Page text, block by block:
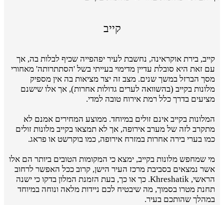
קייב
קייב, בירת אוקראינה, נחשבת לעיר יפהפייה שכיף לבלות בה, אך
עם זאת היא סובלת עדיין מדימוי בעייתי בשל 'הסתתרותה' מאחורי
מסך הברזל במשך שנים. מצב זה יצר מציאות בה אין מספיק
מלונות בקייב (בהשוואה לערים גדולות אחרות), אך אלו שישנם
מציעים בדרך כלל רמת אירוח טובה למדי.
המלונות בקייב אינם זולים במיוחד. ממוצע המחירים אמנם לא
מתקרב לזה של מערב אירופה, אך לא תמצאו בקייב מלונות זולים
כמו בערי בירה אחרות במזרח אירופה, כמו בוקרשט או פראג.
מי שמחפש מלונות בקייב, ימצא כי המקומות הטובים ביותר הם אלו
אשר נמצאים בסביבת מרכז העיר הישן, קרוב ככל האפשר לרחוב
הראשי, Khreshatik. כך או כך, בעת הזמנת המלון בדקו כי ישנה
תחנת מטרו בסמוך, מה שיבטיח לכם ניידות מלאה ונוחה במיוחד
במהלך שהותכם בעיר.